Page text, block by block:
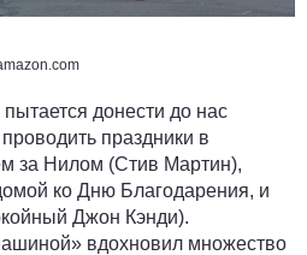
донести до нас
праздники в
за Нилом (Стив Мартин),
ко Дню Благодарения, и
Джон Кэнди).
вдохновил множество